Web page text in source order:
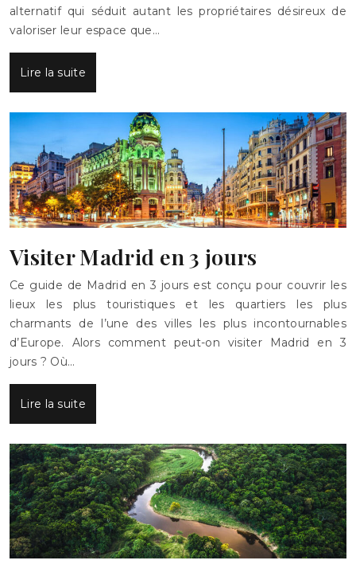
alternatif qui séduit autant les propriétaires désireux de
valoriser leur espace que…
Lire la suite
Visiter Madrid en 3 jours
Ce guide de Madrid en 3 jours est conçu pour couvrir les
lieux les plus touristiques et les quartiers les plus
charmants de l’une des villes les plus incontournables
d’Europe. Alors comment peut-on visiter Madrid en 3
jours ? Où…
Lire la suite